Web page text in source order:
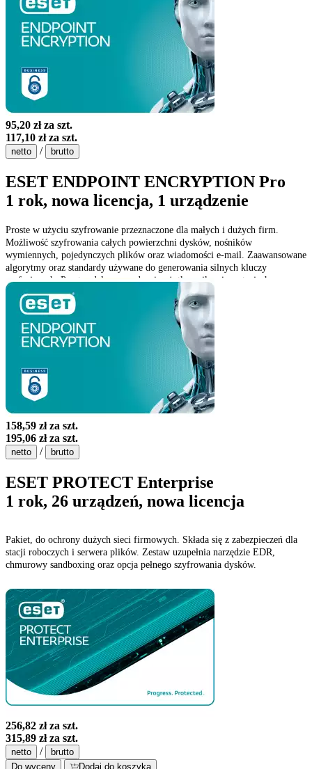
95,20 złza szt.
117,10 złza szt.
netto / brutto
ESET ENDPOINT ENCRYPTION Pro
1 rok, nowa licencja, 1 urządzenie
Proste w użyciu szyfrowanie przeznaczone dla małych i dużych firm.
Możliwość szyfrowania całych powierzchni dysków, nośników
wymiennych, pojedynczych plików oraz wiadomości e-mail. Zaawansowane
algorytmy oraz standardy używane do generowania silnych kluczy
szyfrujących. Proste zdalne zarządzanie użytkownikami na stacjach
roboczych, w tym współdzielenie kluczy szyfrujących.
158,59 złza szt.
195,06 złza szt.
netto / brutto
ESET PROTECT Enterprise
1 rok, 26 urządzeń, nowa licencja
Pakiet, do ochrony dużych sieci firmowych. Składa się z zabezpieczeń dla
stacji roboczych i serwera plików. Zestaw uzupełnia narzędzie EDR,
chmurowy sandboxing oraz opcja pełnego szyfrowania dysków.
256,82 złza szt.
315,89 złza szt.
netto /
brutto
Do wyceny
Dodaj do koszyka